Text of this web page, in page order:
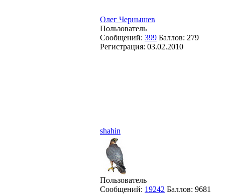
Олег Чернышев
Пользователь
Сообщений: 399 Баллов: 279
Регистрация: 03.02.2010
shahin
Пользователь
Сообщений: 19242 Баллов: 9681